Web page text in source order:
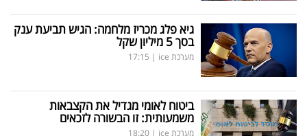
גיא פלג מכריז מלחמה: הגיש תביעת ענק
בסך 5 מיליון שקל
מערכת ice |
17:15
ביטוח לאומי מגדיל את הקצבאות
משמעותית: זו הבשורה לזכאים
מערכת ice |
18:20